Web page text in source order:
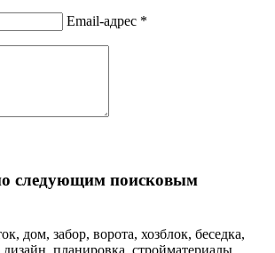
Email-адрес *
следующим поисковым
дом, забор, ворота, хозблок, беседка,
планировка, стройматериалы,